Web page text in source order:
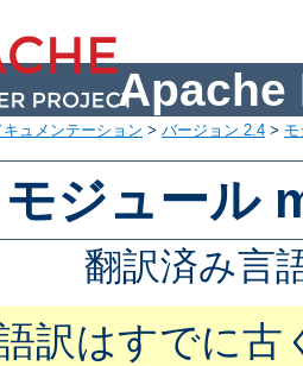
Apache
キュメンテーション > バージョン 2.4 >
ジュール
翻訳済み言
訳はすでに古